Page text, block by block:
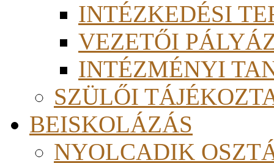
INTÉZKEDÉSI
VEZETŐI
INTÉZMÉNYI
SZÜLŐI
BEISKOLÁZÁS
NYOLCADIK